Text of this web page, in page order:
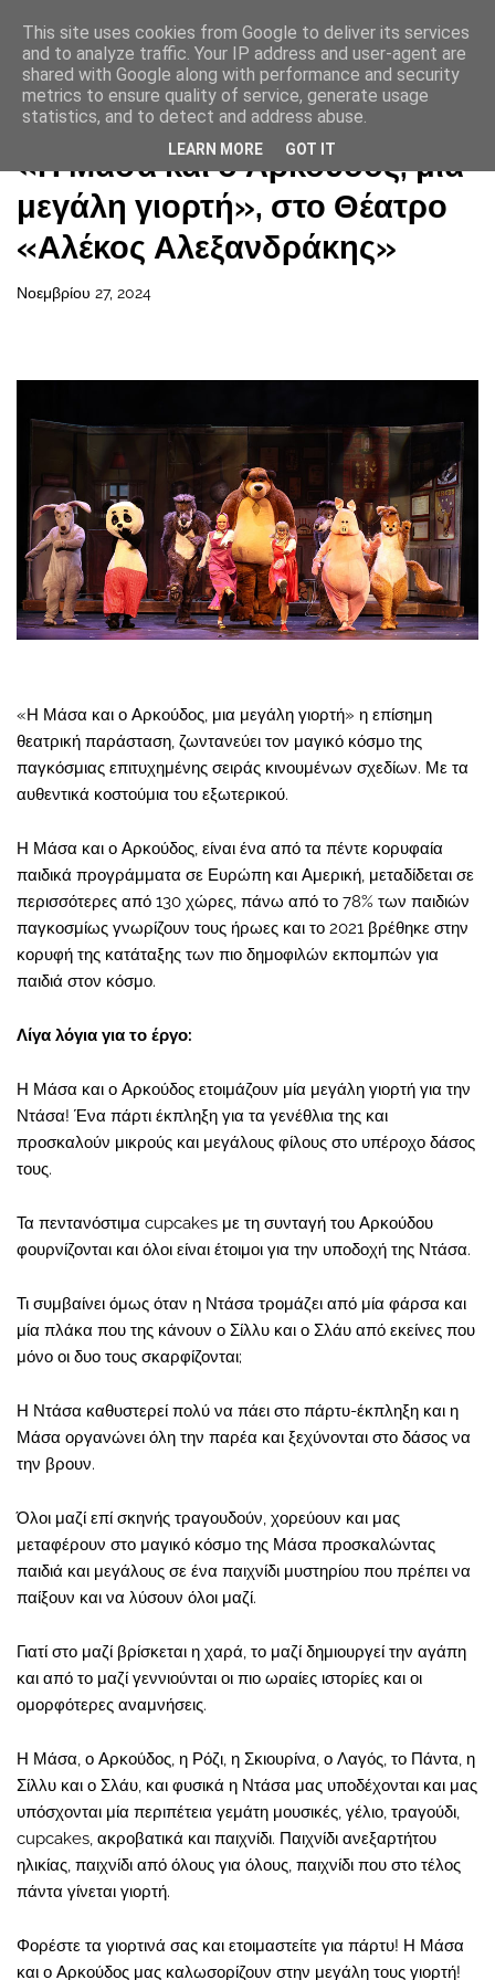
Αρχική σελίδα
«Η Μάσα και ο Αρκούδος, μια
μεγάλη γιορτή», στο Θέατρο
«Αλέκος Αλεξανδράκης»
Νοεμβρίου 27, 2024
«Η Μάσα και ο Αρκούδος, μια μεγάλη γιορτή» η επίσημη
θεατρική παράσταση, ζωντανεύει τον μαγικό κόσμο της
παγκόσμιας επιτυχημένης σειράς κινουμένων σχεδίων. Με τα
αυθεντικά κοστούμια του εξωτερικού.
Η Μάσα και ο Αρκούδος, είναι ένα από τα πέντε κορυφαία
παιδικά προγράμματα σε Ευρώπη και Αμερική, μεταδίδεται σε
περισσότερες από 130 χώρες, πάνω από το 78% των παιδιών
παγκοσμίως γνωρίζουν τους ήρωες και το 2021 βρέθηκε στην
κορυφή της κατάταξης των πιο δημοφιλών εκπομπών για
παιδιά στον κόσμο.
Λίγα λόγια για το έργο:
Η Μάσα και ο Αρκούδος ετοιμάζουν μία μεγάλη γιορτή για την
Ντάσα! Ένα πάρτι έκπληξη για τα γενέθλια της και
προσκαλούν μικρούς και μεγάλους φίλους στο υπέροχο δάσος
τους.
Τα πεντανόστιμα cupcakes με τη συνταγή του Αρκούδου
φουρνίζονται και όλοι είναι έτοιμοι για την υποδοχή της Ντάσα.
Τι συμβαίνει όμως όταν η Ντάσα τρομάζει από μία φάρσα και
μία πλάκα που της κάνουν ο Σίλλυ και ο Σλάυ από εκείνες που
μόνο οι δυο τους σκαρφίζονται;
Η Ντάσα καθυστερεί πολύ να πάει στο πάρτυ-έκπληξη και η
Μάσα οργανώνει όλη την παρέα και ξεχύνονται στο δάσος να
την βρουν.
Όλοι μαζί επί σκηνής τραγουδούν, χορεύουν και μας
μεταφέρουν στο μαγικό κόσμο της Μάσα προσκαλώντας
παιδιά και μεγάλους σε ένα παιχνίδι μυστηρίου που πρέπει να
παίξουν και να λύσουν όλοι μαζί.
Γιατί στο μαζί βρίσκεται η χαρά, το μαζί δημιουργεί την αγάπη
και από το μαζί γεννιούνται οι πιο ωραίες ιστορίες και οι
ομορφότερες αναμνήσεις.
Η Μάσα, ο Αρκούδος, η Ρόζι, η Σκιουρίνα, ο Λαγός, το Πάντα, η
Σίλλυ και ο Σλάυ, και φυσικά η Ντάσα μας υποδέχονται και μας
υπόσχονται μία περιπέτεια γεμάτη μουσικές, γέλιο, τραγούδι,
cupcakes, ακροβατικά και παιχνίδι. Παιχνίδι ανεξαρτήτου
ηλικίας, παιχνίδι από όλους για όλους, παιχνίδι που στο τέλος
πάντα γίνεται γιορτή.
Φορέστε τα γιορτινά σας και ετοιμαστείτε για πάρτυ! Η Μάσα
και ο Αρκούδος μας καλωσορίζουν στην μεγάλη τους γιορτή!
This site uses cookies from Google to deliver its services
and to analyze traffic. Your IP address and user-agent are
shared with Google along with performance and security
metrics to ensure quality of service, generate usage
statistics, and to detect and address abuse.
LEARN MORE GOT IT